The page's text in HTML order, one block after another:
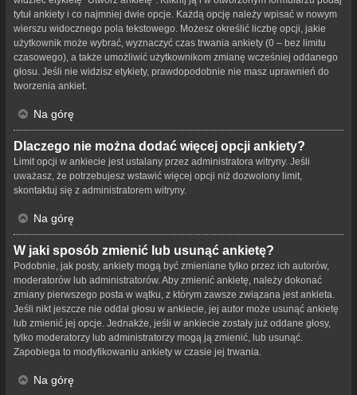
tytuł ankiety i co najmniej dwie opcje. Każdą opcję należy wpisać w nowym
wierszu widocznego pola tekstowego. Możesz określić liczbę opcji, jakie
użytkownik może wybrać, wyznaczyć czas trwania ankiety (0 – bez limitu
czasowego), a także umożliwić użytkownikom zmianę wcześniej oddanego
głosu. Jeśli nie widzisz etykiety, prawdopodobnie nie masz uprawnień do
tworzenia ankiet.
Na górę
Dlaczego nie można dodać więcej opcji ankiety?
Limit opcji w ankiecie jest ustalany przez administratora witryny. Jeśli
uważasz, że potrzebujesz wstawić więcej opcji niż dozwolony limit,
skontaktuj się z administratorem witryny.
Na górę
W jaki sposób zmienić lub usunąć ankietę?
Podobnie, jak posty, ankiety mogą być zmieniane tylko przez ich autorów,
moderatorów lub administratorów. Aby zmienić ankietę, należy dokonać
zmiany pierwszego posta w wątku, z którym zawsze związana jest ankieta.
Jeśli nikt jeszcze nie oddał głosu w ankiecie, jej autor może usunąć ankietę
lub zmienić jej opcje. Jednakże, jeśli w ankiecie zostały już oddane głosy,
tylko moderatorzy lub administratorzy mogą ją zmienić, lub usunąć.
Zapobiega to modyfikowaniu ankiety w czasie jej trwania.
Na górę